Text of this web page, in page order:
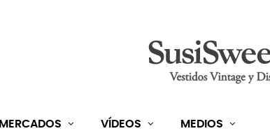
MERCADOS VÍDEOS MEDIOS